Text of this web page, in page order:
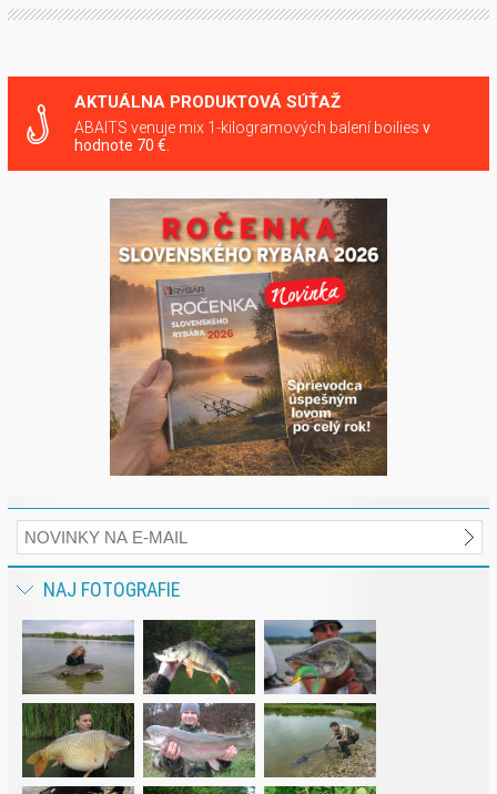
AKTUÁLNA PRODUKTOVÁ SÚŤAŽ
ABAITS venuje mix 1-kilogramových balení boilies v
hodnote 70 €.
NAJ FOTOGRAFIE